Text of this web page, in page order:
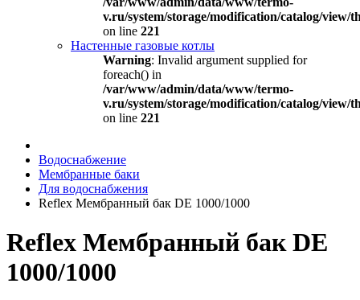
v.ru/system/storage/modification/catalog/view/
on line 221
Настенные газовые котлы
Warning: Invalid argument supplied for
foreach() in
/var/www/admin/data/www/termo-
v.ru/system/storage/modification/catalog/view/
on line 221
Водоснабжение
Мембранные баки
Для водоснабжения
Reflex Мембранный бак DE 1000/1000
Reflex Мембранный бак DE
1000/1000